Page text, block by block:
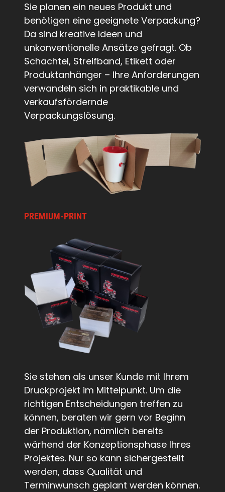
Sie planen ein neues Produkt und
benötigen eine geeignete Verpackung?
Da sind kreative Ideen und
unkonventionelle Ansätze gefragt. Ob
Schachtel, Streifband, Etikett oder
Produktanhänger – Ihre Anforderungen
verwandeln sich in praktikable und
verkaufsfördernde
Verpackungslösung.
PREMIUM-PRINT
Sie stehen als unser Kunde mit Ihrem
Druckprojekt im Mittelpunkt. Um die
richtigen Entscheidungen treffen zu
können, beraten wir gern vor Beginn
der Produktion, nämlich bereits
wärhend der Konzeptionsphase Ihres
Projektes. Nur so kann sichergestellt
werden, dass Qualität und
Terminwunsch geplant werden können.